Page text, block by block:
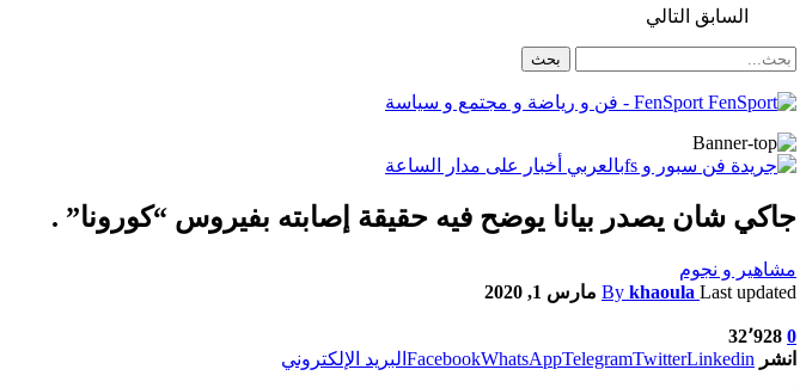
السابق التالي
FenSport - فن و رياضة و مجتمع و سياسة
جاكي شان يصدر بيانا يوضح فيه حقيقة إصابته بفيروس “كورونا” .
مشاهير و نجوم
By khaoula Last updated مارس 1, 2020
0 32٬928
انشر
FacebookWhatsAppTelegramTwitterLinkedin البريد الإلكتروني